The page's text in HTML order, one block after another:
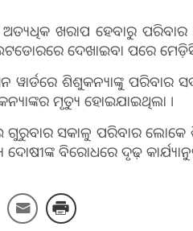
ଅତ୍ୟଧିକ ଖରାପ ହେବାରୁ
ଦେଖାଇବା ପରେ
ୱାର୍ଡରେ ଶିଶୁକନ୍ୟାଙ୍କୁ ପରିବାର
ମୃତ୍ୟୁ ହୋଇଯାଇଥିଲା ।
ସକାଳୁ ପରିବାର ଲୋକେ
ବିରୋଧରେ ଦୃଢ଼